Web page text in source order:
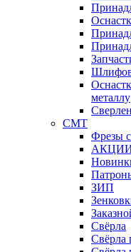
металлу
CMT
Фрезы
ЗИП
Свёрла
Свёрла